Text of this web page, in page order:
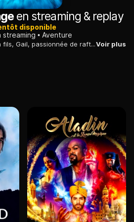
en streaming & replay
disponible
streaming
Aventure
Pour l'anniversaire de son fils, Gail, passionnée de rafting, a décidé de lui offrir une mémorable descente de rapides.Voir plus